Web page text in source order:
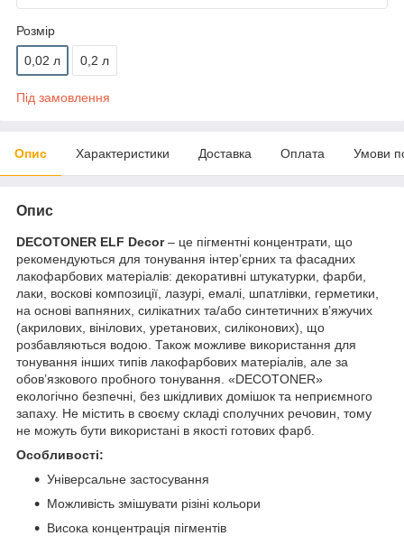
Розмір
0,02 л 0,2 л
Під замовлення
Опис Характеристики Доставка Оплата Умови
Опис
DECOTONER ELF Decor– це пігментні концентрати, що
рекомендуються для тонування інтер’єрних та фасадних
лакофарбових матеріалів: декоративні штукатурки, фарби,
лаки, воскові композиції, лазурі, емалі, шпатлівки, герметики,
на основі вапняних, силікатних та/або синтетичних в’яжучих
(акрилових, вінілових, уретанових, силіконових), що
розбавляються водою. Також можливе використання для
тонування інших типів лакофарбових матеріалів, але за
обов’язкового пробного тонування. «DECOTONER»
екологічно безпечні, без шкідливих домішок та неприємного
запаху. Не містить в своєму складі сполучних речовин, тому
не можуть бути використані в якості готових фарб.
Особливості:
Універсальне застосування
Можливість змішувати різіні кольори
Висока концентрація пігментів